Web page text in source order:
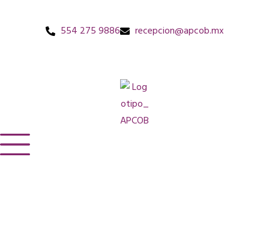
554 275 9886 recepcion@apcob.mx